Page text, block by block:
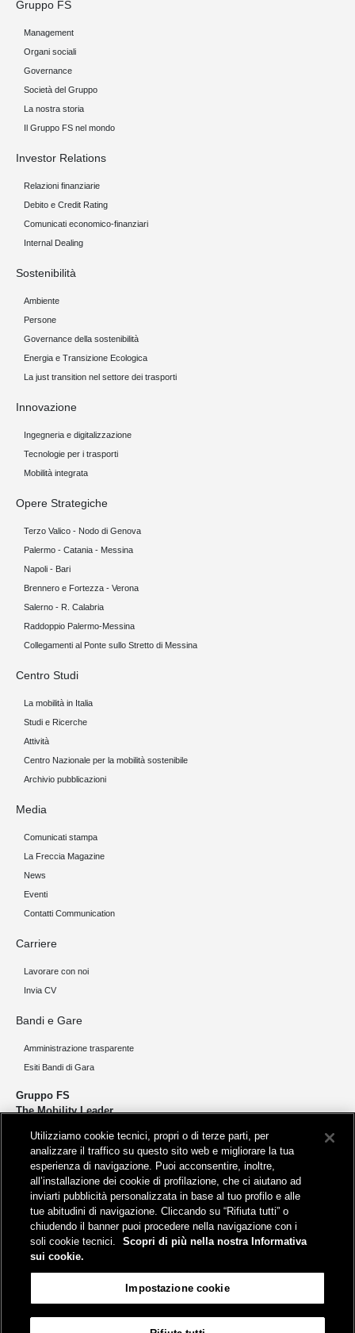
Gruppo FS
Management
Organi sociali
Governance
Società del Gruppo
La nostra storia
Il Gruppo FS nel mondo
Investor Relations
Relazioni finanziarie
Debito e Credit Rating
Comunicati economico-finanziari
Internal Dealing
Sostenibilità
Ambiente
Persone
Governance della sostenibilità
Energia e Transizione Ecologica
La just transition nel settore dei trasporti
Innovazione
Ingegneria e digitalizzazione
Tecnologie per i trasporti
Mobilità integrata
Opere Strategiche
Terzo Valico - Nodo di Genova
Palermo - Catania - Messina
Napoli - Bari
Brennero e Fortezza - Verona
Salerno - R. Calabria
Raddoppio Palermo-Messina
Collegamenti al Ponte sullo Stretto di Messina
Centro Studi
La mobilità in Italia
Studi e Ricerche
Attività
Centro Nazionale per la mobilità sostenibile
Archivio pubblicazioni
Media
Comunicati stampa
La Freccia Magazine
News
Eventi
Contatti Communication
Carriere
Lavorare con noi
Invia CV
Bandi e Gare
Amministrazione trasparente
Esiti Bandi di Gara
Gruppo FS
The Mobility Leader
Progettiamo e realizziamo infrastrutture per una mobilità sostenibile di
persone e merci. Accorciamo le distanze per lo sviluppo e la crescita
del nostro Paese.
Piazza della Croce Rossa, 1 - 00161 Roma
Utilizziamo cookie tecnici, propri o di terze parti, per
analizzare il traffico su questo sito web e migliorare la tua
esperienza di navigazione. Puoi acconsentire, inoltre,
all’installazione dei cookie di profilazione, che ci aiutano ad
inviarti pubblicità personalizzata in base al tuo profilo e alle
tue abitudini di navigazione. Cliccando su “Rifiuta tutti” o
chiudendo il banner puoi procedere nella navigazione con i
soli cookie tecnici.
Scopri di più nella nostra Informativa
sui cookie.
Impostazione cookie